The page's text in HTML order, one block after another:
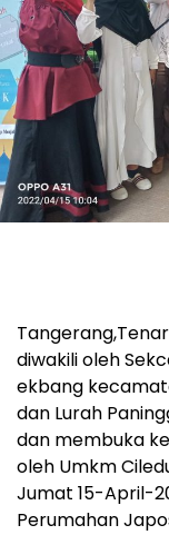
diwakili oleh
ekbang
dan Lurah
dan membuka
oleh Umkm
Jumat 15-April-
Perumahan